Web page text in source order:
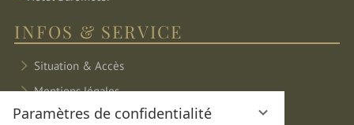
Paramètres de confidentialité
INFOS & SERVICE
Situation & Accès
Mentions légales
Protection des données